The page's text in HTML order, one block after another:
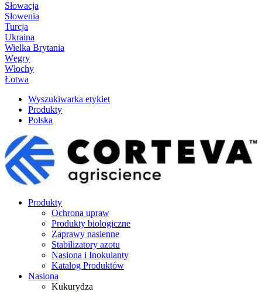
Słowacja
Słowenia
Turcja
Ukraina
Wielka Brytania
Węgry
Włochy
Łotwa
Wyszukiwarka etykiet
Produkty
Polska
Produkty
Ochrona upraw
Produkty biologiczne
Zaprawy nasienne
Stabilizatory azotu
Nasiona i Inokulanty
Katalog Produktów
Nasiona
Kukurydza